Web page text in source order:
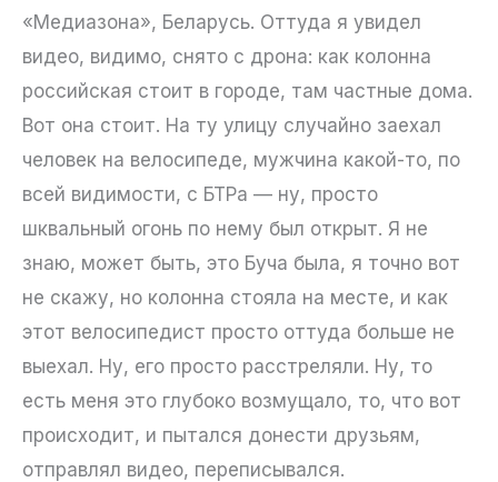
«Медиазона», Беларусь. Оттуда я увидел
видео, видимо, снято с дрона: как колонна
российская стоит в городе, там частные дома.
Вот она стоит. На ту улицу случайно заехал
человек на велосипеде, мужчина какой-то, по
всей видимости, с БТРа — ну, просто
шквальный огонь по нему был открыт. Я не
знаю, может быть, это Буча была, я точно вот
не скажу, но колонна стояла на месте, и как
этот велосипедист просто оттуда больше не
выехал. Ну, его просто расстреляли. Ну, то
есть меня это глубоко возмущало, то, что вот
происходит, и пытался донести друзьям,
отправлял видео, переписывался.